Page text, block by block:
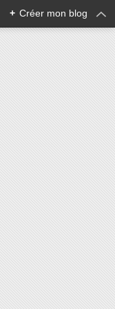
+ Créer mon blog